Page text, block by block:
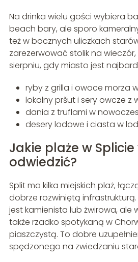
Na drinka wielu gości wybiera
beach bary, ale sporo
też w bocznych uliczkach
zarezerwować stolik na wieczór,
sierpniu, gdy miasto jest
ryby z grilla i owoce morza
lokalny pršut i sery owcze z
dania z truflami w
desery lodowe i ciasta w
Jakie plaże w
odwiedzić?
Split ma kilka miejskich plaż,
dobrze rozwiniętą infrastrukturą.
jest kamienista lub żwirowa, ale
także rzadko spotykaną w
piaszczystą. To dobre
spędzonego na zwiedzaniu